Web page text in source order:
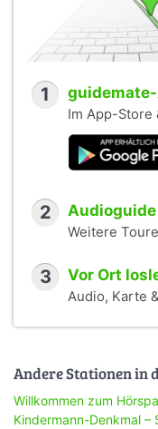
1
Im App-
2
Weitere
3 Vor Ort
Audio, Karte
Andere Stationen in
Willkommen zum
Kindermann-Denkmal